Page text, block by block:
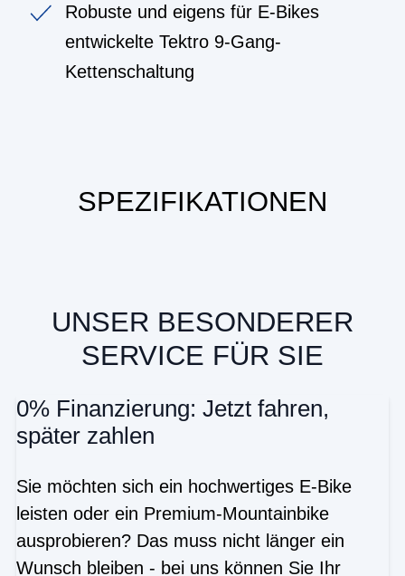
Robuste und eigens für E-Bikes
entwickelte Tektro 9-Gang-
Kettenschaltung
SPEZIFIKATIONEN
UNSER BESONDERER
SERVICE FÜR SIE
0% Finanzierung: Jetzt fahren,
später zahlen
Sie möchten sich ein hochwertiges E-Bike
leisten oder ein Premium-Mountainbike
ausprobieren? Das muss nicht länger ein
Wunsch bleiben - bei uns können Sie Ihr